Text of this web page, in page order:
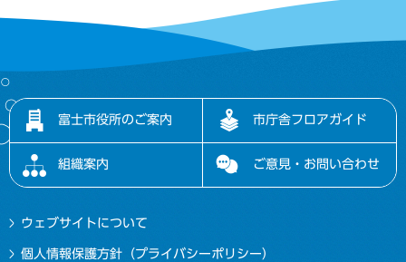
富士市役所のご案内 市庁舎フロアガイド
組織案内 ご意見・お問い合わせ
ウェブサイトについて
個人情報保護方針（プライバシーポリシー）